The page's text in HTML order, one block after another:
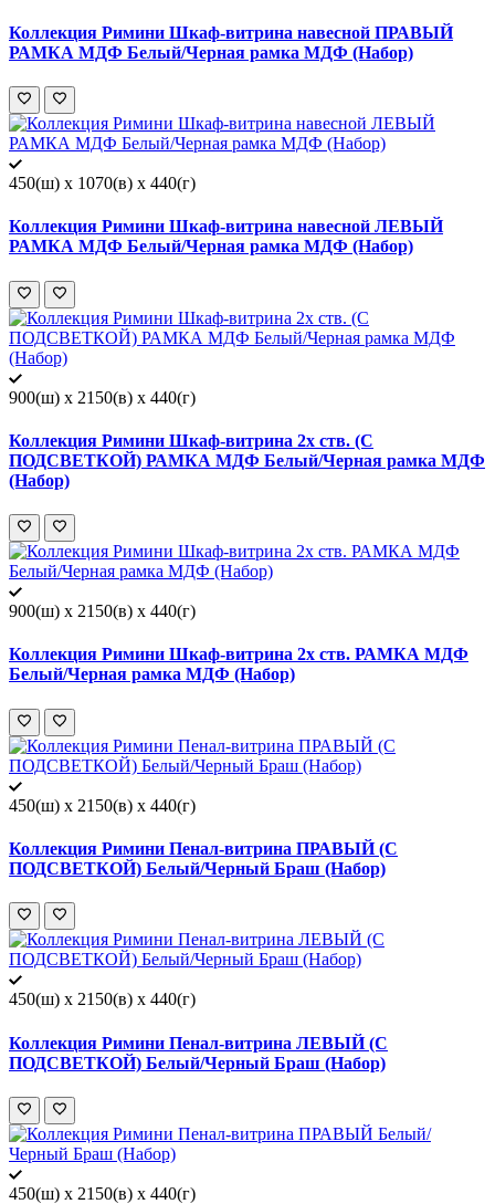
Коллекция Римини Шкаф-витрина навесной ПРАВЫЙ
РАМКА МДФ Белый/Черная рамка МДФ (Набор)
450(ш) x 1070(в) x 440(г)
Коллекция Римини Шкаф-витрина навесной ЛЕВЫЙ
РАМКА МДФ Белый/Черная рамка МДФ (Набор)
900(ш) x 2150(в) x 440(г)
Коллекция Римини Шкаф-витрина 2х ств. (С
ПОДСВЕТКОЙ) РАМКА МДФ Белый/Черная рамка МДФ
(Набор)
900(ш) x 2150(в) x 440(г)
Коллекция Римини Шкаф-витрина 2х ств. РАМКА МДФ
Белый/Черная рамка МДФ (Набор)
450(ш) x 2150(в) x 440(г)
Коллекция Римини Пенал-витрина ПРАВЫЙ (С
ПОДСВЕТКОЙ) Белый/Черный Браш (Набор)
450(ш) x 2150(в) x 440(г)
Коллекция Римини Пенал-витрина ЛЕВЫЙ (С
ПОДСВЕТКОЙ) Белый/Черный Браш (Набор)
450(ш) x 2150(в) x 440(г)